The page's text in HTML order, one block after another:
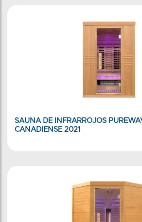
SAUNA DE INFRARROJOS
CANADIENSE 2021